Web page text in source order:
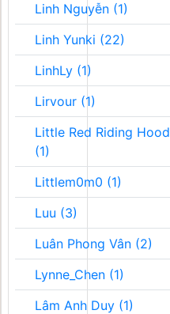
Linh Nguyễn (1)
Linh Yunki (22)
LinhLy (1)
Lirvour (1)
Little Red Riding Hood
(1)
Littlem0m0 (1)
Luu (3)
Luân Phong Vân (2)
Lynne_Chen (1)
Lâm Anh Duy (1)